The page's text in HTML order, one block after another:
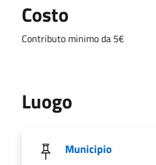
Costo
Contributo minimo da 5€
Luogo
Municipio